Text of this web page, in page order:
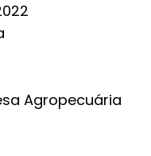
Agropecuária